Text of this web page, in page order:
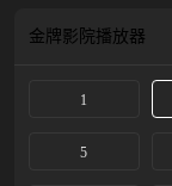
复原状。
金牌影院播放器
1
5